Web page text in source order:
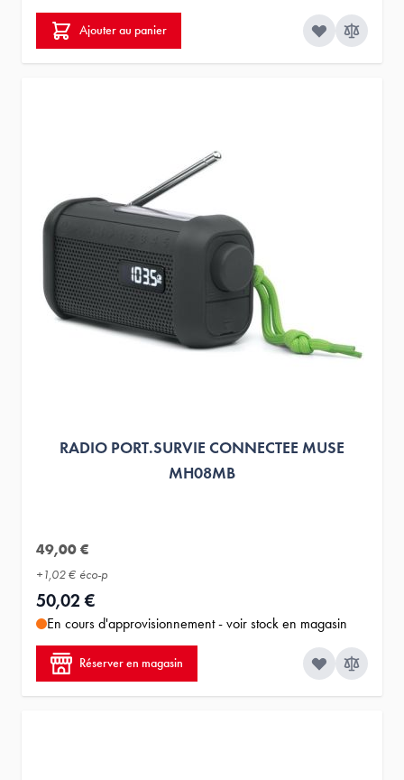
Ajouter au panier
RADIO PORT.SURVIE CONNECTEE MUSE
MH08MB
49,00 €
+1,02 € éco-p
50,02 €
En cours d'approvisionnement - voir stock en magasin
Réserver en magasin